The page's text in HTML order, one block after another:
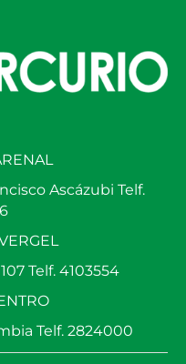
Ascázubi Telf.
Telf. 4103554
Telf. 2824000